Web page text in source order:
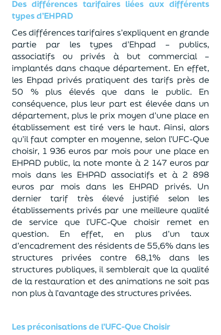
Des différences tarifaires liées aux différents
types d’EHPAD
Ces différences tarifaires s’expliquent en grande
partie par les types d’Ehpad – publics,
associatifs ou privés à but commercial –
implantés dans chaque département. En effet,
les Ehpad privés pratiquent des tarifs près de
50 % plus élevés que dans le public. En
conséquence, plus leur part est élevée dans un
département, plus le prix moyen d’une place en
établissement est tiré vers le haut. Ainsi, alors
qu’il faut compter en moyenne, selon l’UFC-Que
choisir, 1 936 euros par mois pour une place en
EHPAD public, la note monte à 2 147 euros par
mois dans les EHPAD associatifs et à 2 898
euros par mois dans les EHPAD privés. Un
dernier tarif très élevé justifié selon les
établissements privés par une meilleure qualité
de service que l’UFC-Que choisir remet en
question. En effet, en plus d’un taux
d’encadrement des résidents de 55,6% dans les
structures privées contre 68,1% dans les
structures publiques, il semblerait que la qualité
de la restauration et des animations ne soit pas
non plus à l’avantage des structures privées.
Les préconisations de l’UFC-Que Choisir